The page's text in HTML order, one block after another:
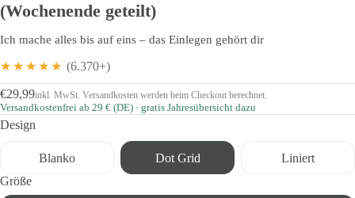
(Wochenende geteilt)
Ich mache alles bis auf eins – das Einlegen gehört dir
★★★★★ (6.370+)
€29,99inkl. MwSt. Versandkosten werden beim Checkout berechnet.
Versandkostenfrei ab 29 € (DE) · gratis Jahresübersicht dazu
Design
Blanko Dot Grid
Liniert
Größe